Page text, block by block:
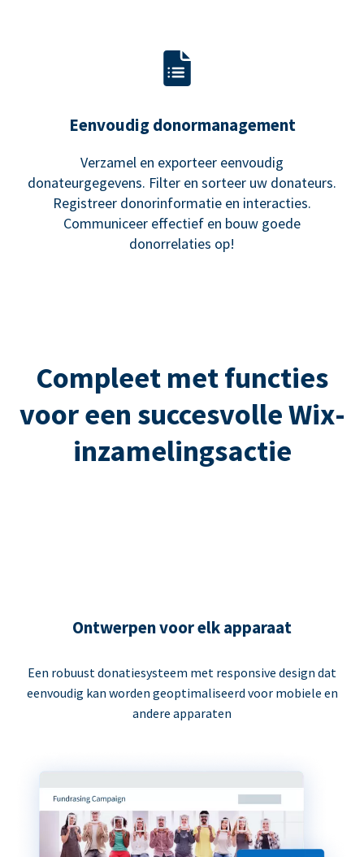
Eenvoudig donormanagement
Verzamel en exporteer eenvoudig
donateurgegevens. Filter en sorteer uw donateurs.
Registreer donorinformatie en interacties.
Communiceer effectief en bouw goede
donorrelaties op!
Compleet met functies
voor een succesvolle Wix-
inzamelingsactie
Ontwerpen voor elk apparaat
Een robuust donatiesysteem met responsive design dat
eenvoudig kan worden geoptimaliseerd voor mobiele en
andere apparaten